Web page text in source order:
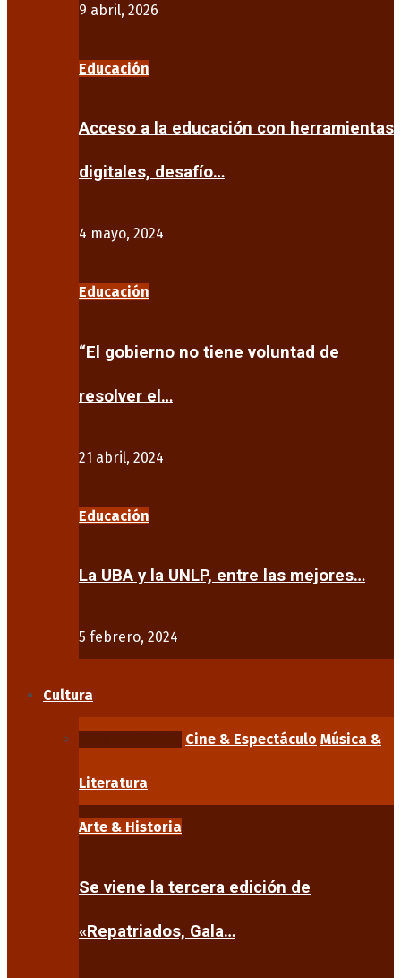
9 abril, 2026
Educación
Acceso a la educación con herramientas
digitales, desafío…
4 mayo, 2024
Educación
“El gobierno no tiene voluntad de
resolver el…
21 abril, 2024
Educación
La UBA y la UNLP, entre las mejores…
5 febrero, 2024
Cultura
Cine & Espectáculo Música &
Literatura
Arte & Historia
Se viene la tercera edición de
«Repatriados, Gala…